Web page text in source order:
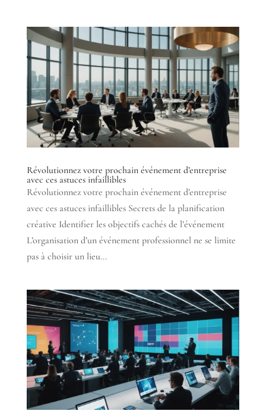
Révolutionnez votre prochain événement d’entreprise
avec ces astuces infaillibles
Révolutionnez votre prochain événement d’entreprise
avec ces astuces infaillibles Secrets de la planification
créative Identifier les objectifs cachés de l’événement
L’organisation d’un événement professionnel ne se limite
pas à choisir un lieu...